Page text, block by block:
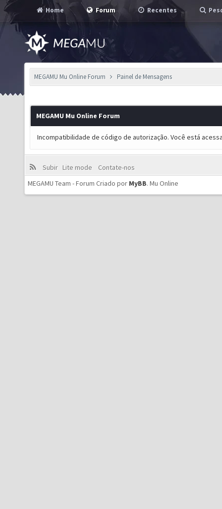
Home Forum Recentes
MEGAMU Mu Online Forum Painel de Mensagens
MEGAMU Mu Online Forum
Incompatibilidade de código de autorização. Você está
Subir Lite mode
Contate-nos
MEGAMU Team - Forum Criado por MyBB. Mu Online